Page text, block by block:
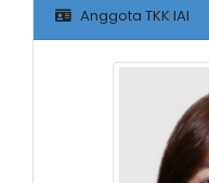
Anggota TKK IAI